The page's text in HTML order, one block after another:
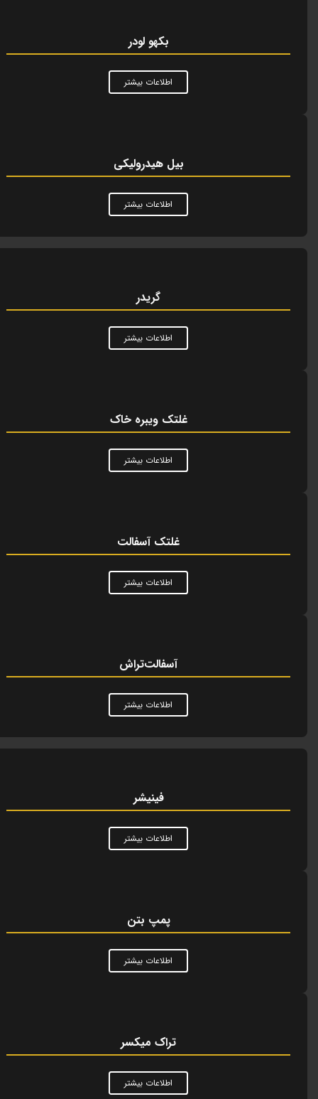
بکهو لودر
اطلاعات بیشتر
بیل هیدرولیکی
اطلاعات بیشتر
گریدر
اطلاعات بیشتر
غلتک ویبره خاک
اطلاعات بیشتر
غلتک آسفالت
اطلاعات بیشتر
آسفالت‌تراش
اطلاعات بیشتر
فینیشر
اطلاعات بیشتر
پمپ بتن
اطلاعات بیشتر
تراک میکسر
اطلاعات بیشتر